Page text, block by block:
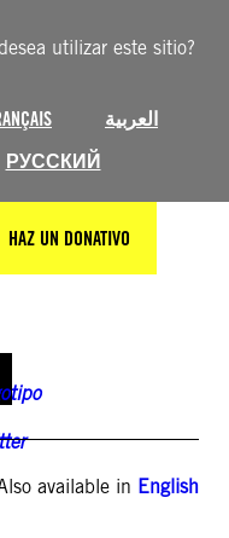
utilizar este sitio?
العربية
РУССКИЙ
HAZ UN DONATIVO
available in English